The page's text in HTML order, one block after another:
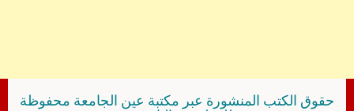
حقوق الكتب المنشورة عبر مكتبة عين الجامعة محفوظة